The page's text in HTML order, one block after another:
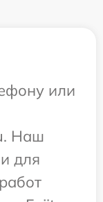
или
Наш
для